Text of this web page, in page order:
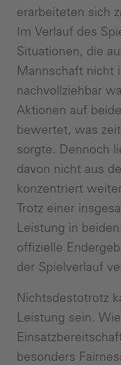
erarbeiteten sich
Im Verlauf des
Situationen, die
Mannschaft nicht
nachvollziehbar
Aktionen auf
bewertet, was
sorgte. Dennoch
davon nicht aus
konzentriert
Trotz einer
Leistung in
offizielle
der Spielverlauf
Nichtsdestotrotz
Leistung sein.
besonders